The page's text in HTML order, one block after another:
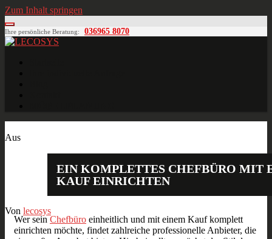
Zum Inhalt springen
Ihre persönliche Beratung: 036965 8070
Aus
EIN KOMPLETTES CHEFBÜRO MIT
KAUF EINRICHTEN
Von lecosys
Wer sein Chefbüro einheitlich und mit einem Kauf komplett
einrichten möchte, findet zahlreiche professionelle Anbieter, die